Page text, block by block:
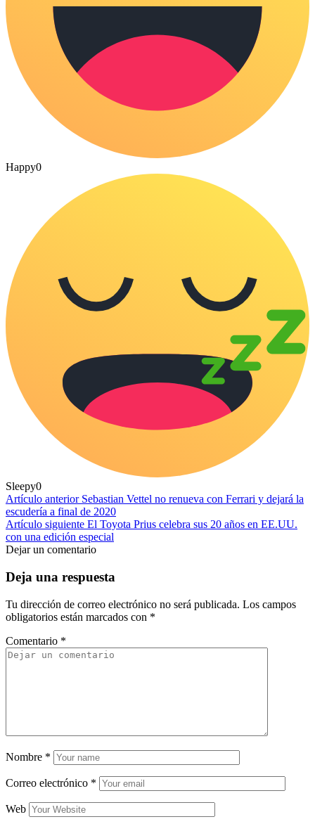
Happy0
Sleepy0
Artículo anterior Sebastian Vettel no renueva con Ferrari y dejará la
escudería a final de 2020
Artículo siguiente El Toyota Prius celebra sus 20 años en EE.UU.
con una edición especial
Dejar un comentario
Deja una respuesta
Tu dirección de correo electrónico no será publicada. Los campos
obligatorios están marcados con *
Comentario *
Nombre *
Correo electrónico *
Web